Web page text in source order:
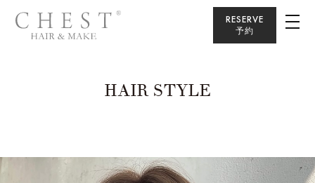
RESERVE
予約
HAIR STYLE